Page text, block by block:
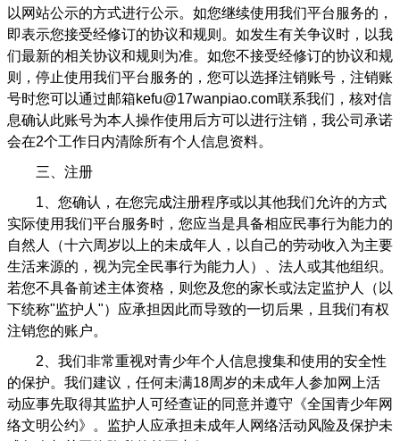
以网站公示的方式进行公示。如您继续使用我们平台服务的，
即表示您接受经修订的协议和规则。如发生有关争议时，以我
们最新的相关协议和规则为准。如您不接受经修订的协议和规
则，停止使用我们平台服务的，您可以选择注销账号，注销账
号时您可以通过邮箱kefu@17wanpiao.com联系我们，核对信
息确认此账号为本人操作使用后方可以进行注销，我公司承诺
会在2个工作日内清除所有个人信息资料。
三、注册
1 、您确认，在您完成注册程序或以其他我们允许的方式
实际使用我们平台服务时，您应当是具备相应民事行为能力的
自然人（十六周岁以上的未成年人，以自己的劳动收入为主要
生活来源的，视为完全民事行为能力人）、法人或其他组织。
若您不具备前述主体资格，则您及您的家长或法定监护人（以
下统称"监护人"）应承担因此而导致的一切后果，且我们有权
注销您的账户。
2 、我们非常重视对青少年个人信息搜集和使用的安全性
的保护。我们建议，任何未满18周岁的未成年人参加网上活
动应事先取得其监护人可经查证的同意并遵守《全国青少年网
络文明公约》。监护人应承担未成年人网络活动风险及保护未